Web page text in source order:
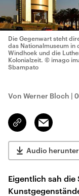
Die Gegenwart steht
das Nationalmuseum in
Windhoek und die
Kolonialzeit. © imago
Sbampato
Von Werner Bloch |
Link
kopieren/teilen
Email
Audio
Eigentlich sah die